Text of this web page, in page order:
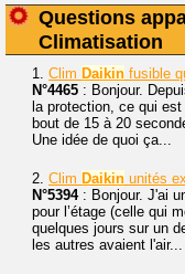
Questions
Climatisation
1. Clim Daikin fusible
N°4465 : Bonjour.
la protection, ce qui
bout de 15 à 20
Une idée de quoi ça...
2. Clim Daikin unités
N°5394: Bonjour. J'ai
pour l’étage (celle qui
quelques jours sur un
les autres avaient l'air...